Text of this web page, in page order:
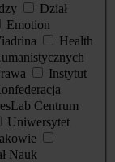
Dział
Emotion
Health
Instytut
Centrum
Uniwersytet
Nauk